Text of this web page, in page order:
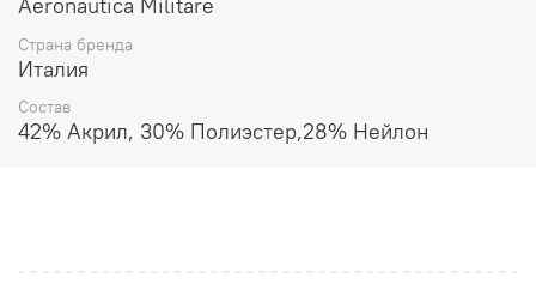
Aeronautica Militare
Страна бренда
Италия
Состав
42% Акрил, 30% Полиэстер,28% Нейлон